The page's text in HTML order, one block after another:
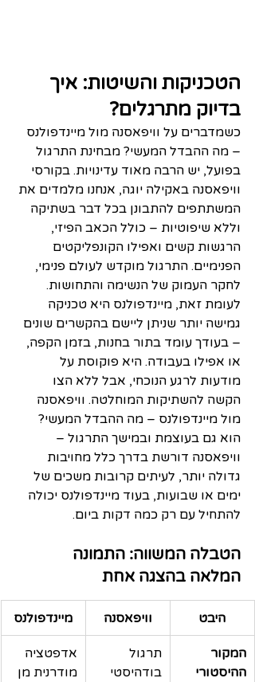
הטכניקות והשיטות: איך
בדיוק מתרגלים?
כשמדברים על וויפאסנה מול מיינדפולנס
– מה ההבדל המעשי? מבחינת התרגול
בפועל, יש הרבה מאוד עדינויות. בקורסי
וויפאסנה באקילה יוגה, אנחנו מלמדים את
המשתתפים להתבונן בכל דבר בשתיקה
וללא שיפוטיות – כולל הכאב הפיזי,
הרגשות קשים ואפילו הקונפליקטים
הפנימיים. התרגול מוקדש לעולם פנימי,
לחקר העמוק של הנשימה והתחושות.
לעומת זאת, מיינדפולנס היא טכניקה
גמישה יותר שניתן ליישם בהקשרים שונים
– בעודך עומד בתור בחנות, בזמן הקפה,
או אפילו בעבודה. היא פוקוסת על
מודעות לרגע הנוכחי, אבל ללא הצו
הקשה להשתיקות המוחלטה. וויפאסנה
מול מיינדפולנס – מה ההבדל המעשי?
הוא גם בעוצמת ובמישך התרגול –
וויפאסנה דורשת בדרך כלל מחויבות
גדולה יותר, לעיתים קרובות משכים של
ימים או שבועות, בעוד מיינדפולנס יכולה
להתחיל עם רק כמה דקות ביום.
הטבלה המשווה: התמונה
המלאה בהצגה אחת
היבט וויפאסנה מיינדפולנס
המקור
ההיסטורי
תרגול
בודהיסטי
אדפטציה
מודרנית מן